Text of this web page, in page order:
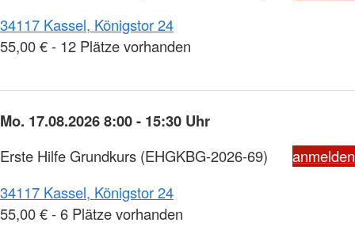
34117 Kassel, Königstor 24
55,00 € - 12 Plätze vorhanden
Mo. 17.08.2026 8:00 - 15:30 Uhr
Erste Hilfe Grundkurs (EHGKBG-2026-69)
anmelden
34117 Kassel, Königstor 24
55,00 € - 6 Plätze vorhanden